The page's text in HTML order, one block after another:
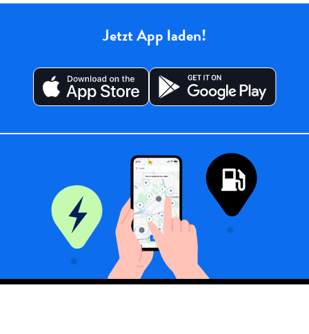
Jetzt App laden!